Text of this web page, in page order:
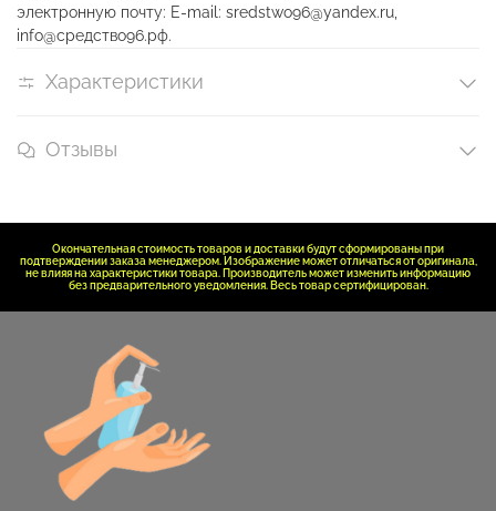
электронную почту: E-mail: sredstwo96@yandex.ru,
info@средство96.рф.
Характеристики
Отзывы
Окончательная стоимость товаров и доставки будут сформированы при
подтверждении заказа менеджером. Изображение может отличаться от оригинала,
не влияя на характеристики товара. Производитель может изменить информацию
без предварительного уведомления. Весь товар сертифицирован.